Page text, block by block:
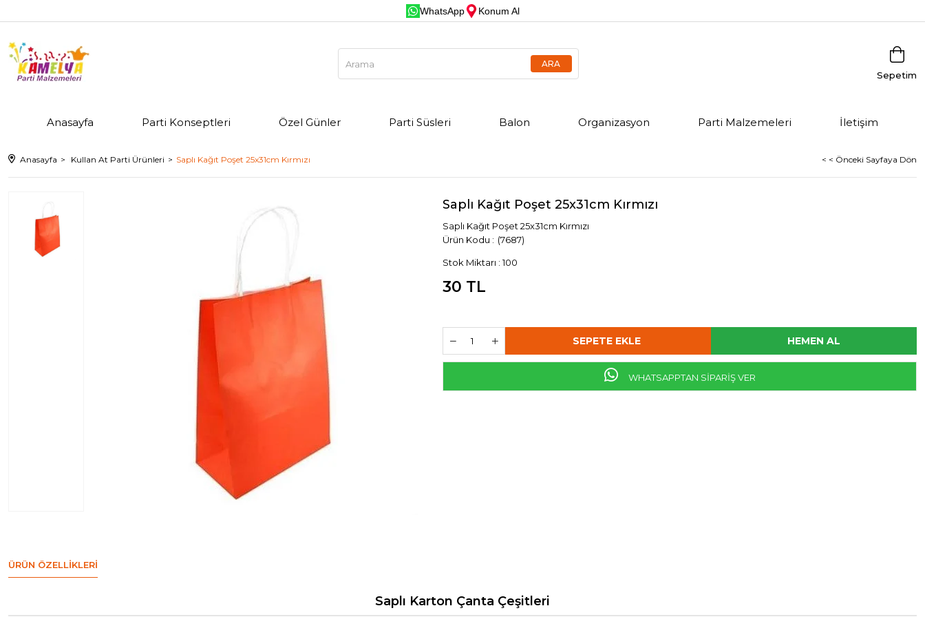
WhatsApp Konum Al
Sepetim
Anasayfa Parti Konseptleri Özel Günler Parti Süsleri Balon Organizasyon Parti Malzemeleri İletişim
Anasayfa Kullan At Parti Ürünleri Saplı Kağıt Poşet 25x31cm Kırmızı < < Önceki Sayfaya Dön
Saplı Kağıt Poşet 25x31cm Kırmızı
Saplı Kağıt Poşet 25x31cm Kırmızı
(7687)
Stok Miktarı : 100
30 TL
WHATSAPPTAN SİPARİŞ VER
ÜRÜN ÖZELLIKLERI
Saplı Karton Çanta Çeşitleri